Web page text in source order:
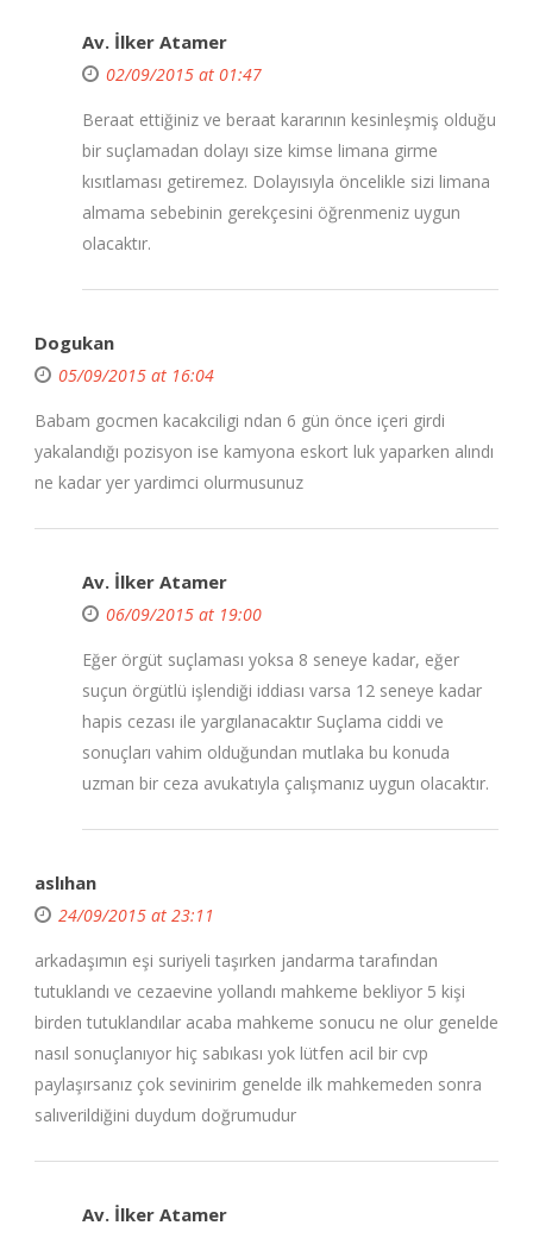
Av. İlker Atamer
02/09/2015 at 01:47
Beraat ettiğiniz ve beraat kararının kesinleşmiş olduğu
bir suçlamadan dolayı size kimse limana girme
kısıtlaması getiremez. Dolayısıyla öncelikle sizi limana
almama sebebinin gerekçesini öğrenmeniz uygun
olacaktır.
Dogukan
05/09/2015 at 16:04
Babam gocmen kacakciligi ndan 6 gün önce içeri girdi
yakalandığı pozisyon ise kamyona eskort luk yaparken alındı
ne kadar yer yardimci olurmusunuz
Av. İlker Atamer
06/09/2015 at 19:00
Eğer örgüt suçlaması yoksa 8 seneye kadar, eğer
suçun örgütlü işlendiği iddiası varsa 12 seneye kadar
hapis cezası ile yargılanacaktır Suçlama ciddi ve
sonuçları vahim olduğundan mutlaka bu konuda
uzman bir ceza avukatıyla çalışmanız uygun olacaktır.
aslıhan
24/09/2015 at 23:11
arkadaşımın eşi suriyeli taşırken jandarma tarafından
tutuklandı ve cezaevine yollandı mahkeme bekliyor 5 kişi
birden tutuklandılar acaba mahkeme sonucu ne olur genelde
nasıl sonuçlanıyor hiç sabıkası yok lütfen acil bir cvp
paylaşırsanız çok sevinirim genelde ilk mahkemeden sonra
salıverildiğini duydum doğrumudur
Av. İlker Atamer